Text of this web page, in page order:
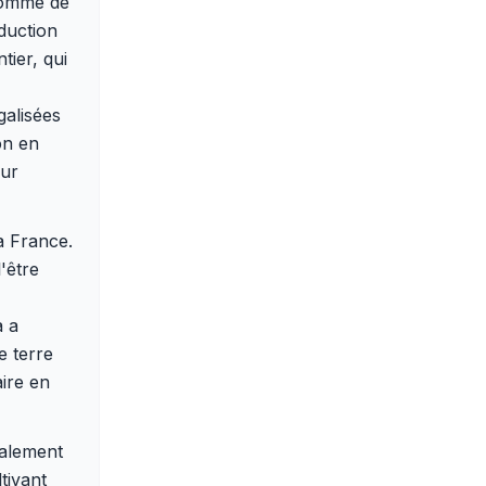
qui
en
France.
a
terre
en